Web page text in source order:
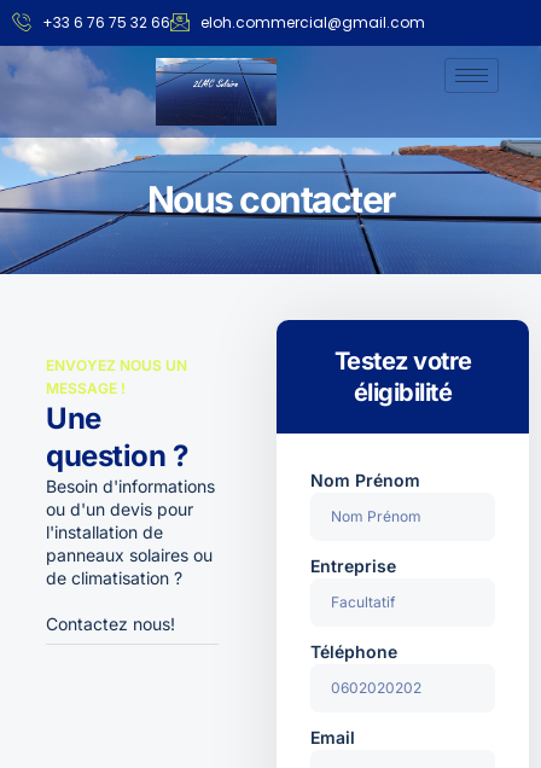
+33 6 76 75 32 66 eloh.commercial@gmail.com
Nous contacter
ENVOYEZ NOUS UN
MESSAGE !
Une
question ?
Besoin d'informations
ou d'un devis pour
l'installation de
panneaux solaires ou
de climatisation ?
Contactez nous!
Testez votre
éligibilité
Nom Prénom
Entreprise
Téléphone
Email